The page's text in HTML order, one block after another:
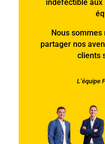
indéfectible aux
Nous
partager nos
clients
L’équipe